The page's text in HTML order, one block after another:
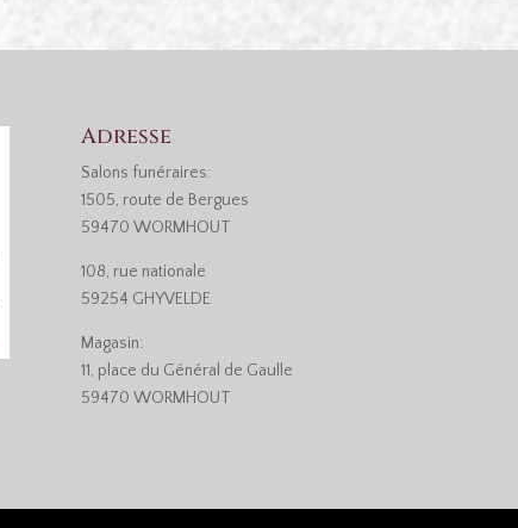
Adresse
Salons funéraires:
1505, route de Bergues
59470 WORMHOUT
108, rue nationale
59254 GHYVELDE
Magasin:
11, place du Général de Gaulle
59470 WORMHOUT